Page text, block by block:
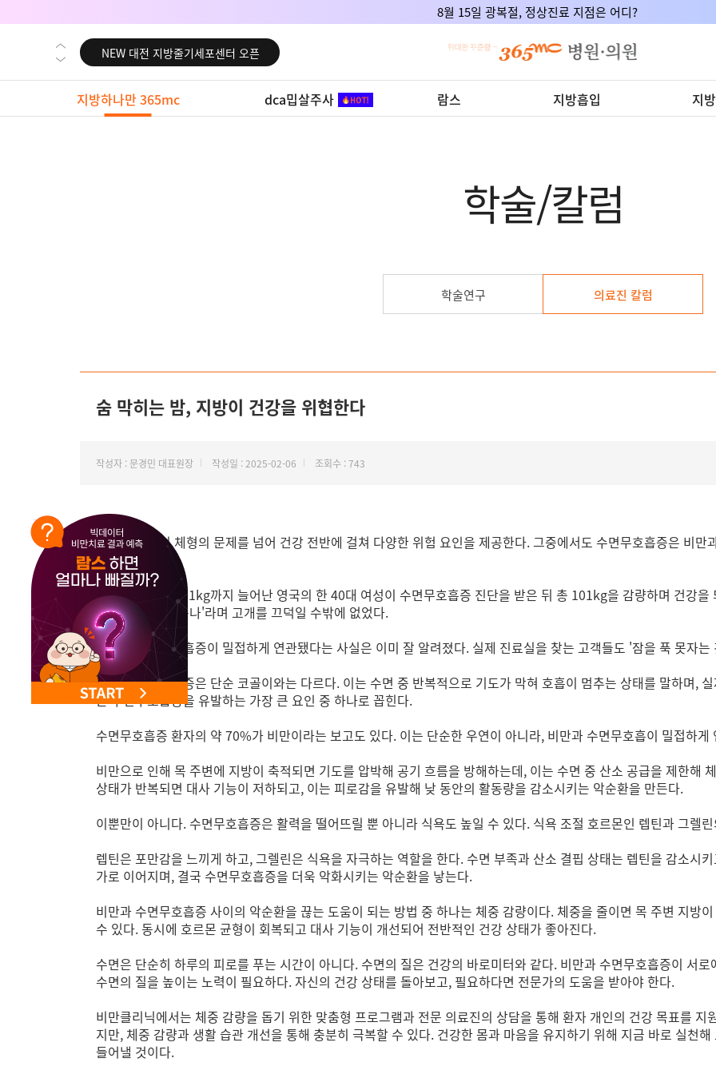
8월 15일 광복절, 정상진료 지점은 어디?
NEW 노원 지방줄기세포센터 오픈
NEW 미국 LA점 오픈
NEW 부산 지방줄기세포센터 오픈
지방하나만 365mc dca밉살주사 람스 지방흡입 지
학술/칼럼
학술연구 의료진 칼럼
숨 막히는 밤, 지방이 건강을 위협한다
작성자 : 문경민 대표원장 작성일 : 2025-02-06 조회수 : 743
비만은 단순히 체형의 문제를 넘어 건강 전반에 걸쳐 다양한 위험 요인을 제공한다. 그중에서도 수면무호흡증은 비
미친다.
최근 몸무게가 171kg까지 늘어난 영국의 한 40대 여성이 수면무호흡증 진단을 받은 뒤 총 101kg을 감량하며 건강
히 그럴 수 있겠구나'라며 고개를 끄덕일 수밖에 없었다.
비만과 수면무호흡증이 밀접하게 연관됐다는 사실은 이미 잘 알려졌다. 실제 진료실을 찾는 고객들도 '잠을 푹 못자
먼저 수면무호흡증은 단순 코골이와는 다르다. 이는 수면 중 반복적으로 기도가 막혀 호흡이 멈추는 상태를 말하며,
은 수면무호흡증을 유발하는 가장 큰 요인 중 하나로 꼽힌다.
수면무호흡증 환자의 약 70%가 비만이라는 보고도 있다. 이는 단순한 우연이 아니라, 비만과 수면무호흡이 밀접하게
비만으로 인해 목 주변에 지방이 축적되면 기도를 압박해 공기 흐름을 방해하는데, 이는 수면 중 산소 공급을 제한해
상태가 반복되면 대사 기능이 저하되고, 이는 피로감을 유발해 낮 동안의 활동량을 감소시키는 악순환을 만든다.
이뿐만이 아니다. 수면무호흡증은 활력을 떨어뜨릴 뿐 아니라 식욕도 높일 수 있다. 식욕 조절 호르몬인 렙틴과 그렐
렙틴은 포만감을 느끼게 하고, 그렐린은 식욕을 자극하는 역할을 한다. 수면 부족과 산소 결핍 상태는 렙틴을 감소시
가로 이어지며, 결국 수면무호흡증을 더욱 악화시키는 악순환을 낳는다.
비만과 수면무호흡증 사이의 악순환을 끊는 도움이 되는 방법 중 하나는 체중 감량이다. 체중을 줄이면 목 주변 지방
수 있다. 동시에 호르몬 균형이 회복되고 대사 기능이 개선되어 전반적인 건강 상태가 좋아진다.
수면은 단순히 하루의 피로를 푸는 시간이 아니다. 수면의 질은 건강의 바로미터와 같다. 비만과 수면무호흡증이 서
수면의 질을 높이는 노력이 필요하다. 자신의 건강 상태를 돌아보고, 필요하다면 전문가의 도움을 받아야 한다.
비만클리닉에서는 체중 감량을 돕기 위한 맞춤형 프로그램과 전문 의료진의 상담을 통해 환자 개인의 건강 목표를
지만, 체중 감량과 생활 습관 개선을 통해 충분히 극복할 수 있다. 건강한 몸과 마음을 유지하기 위해 지금 바로 실천
들어낼 것이다.